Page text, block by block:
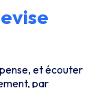
et écouter
par